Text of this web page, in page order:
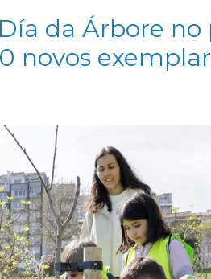
da Árbore no
novos